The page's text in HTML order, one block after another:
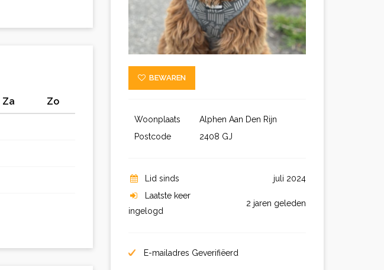
Za Zo
BEWAREN
Woonplaats
Alphen Aan Den Rijn
Postcode
2408 GJ
Lid sinds
juli 2024
Laatste keer
ingelogd
2 jaren geleden
E-mailadres Geverifiëerd